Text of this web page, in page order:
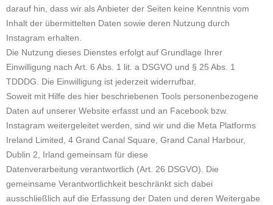
darauf hin, dass wir als Anbieter der Seiten keine Kenntnis vom
Inhalt der übermittelten Daten sowie deren Nutzung durch
Instagram erhalten.
Die Nutzung dieses Dienstes erfolgt auf Grundlage Ihrer
Einwilligung nach Art. 6 Abs. 1 lit. a DSGVO und § 25 Abs. 1
TDDDG. Die Einwilligung ist jederzeit widerrufbar.
Soweit mit Hilfe des hier beschriebenen Tools personenbezogene
Daten auf unserer Website erfasst und an Facebook bzw.
Instagram weitergeleitet werden, sind wir und die Meta Platforms
Ireland Limited, 4 Grand Canal Square, Grand Canal Harbour,
Dublin 2, Irland gemeinsam für diese
Datenverarbeitung verantwortlich (Art. 26 DSGVO). Die
gemeinsame Verantwortlichkeit beschränkt sich dabei
ausschließlich auf die Erfassung der Daten und deren Weitergabe